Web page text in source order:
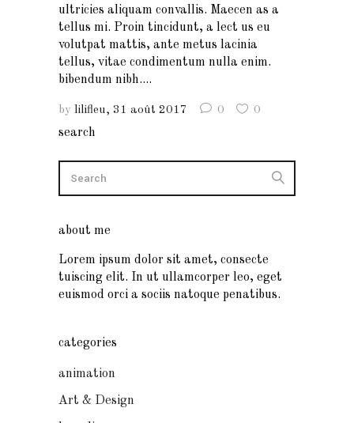
ultricies aliquam convallis. Maecen as a
tellus mi. Proin tincidunt, a lect us eu
volutpat mattis, ante metus lacinia
tellus, vitae condimentum nulla enim.
bibendum nibh....
by lilifleu 31 août 2017 0 0
search
about me
Lorem ipsum dolor sit amet, consecte
tuiscing elit. In ut ullamcorper leo, eget
euismod orci a sociis natoque penatibus.
categories
animation
Art & Design